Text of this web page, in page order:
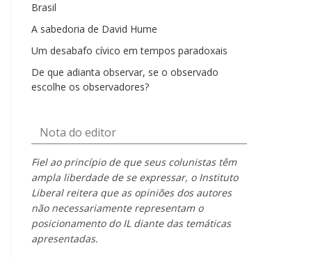
Brasil
A sabedoria de David Hume
Um desabafo cívico em tempos paradoxais
De que adianta observar, se o observado
escolhe os observadores?
Nota do editor
Fiel ao princípio de que seus colunistas têm
ampla liberdade de se expressar, o Instituto
Liberal reitera que as opiniões dos autores
não necessariamente representam o
posicionamento do IL diante das temáticas
apresentadas.